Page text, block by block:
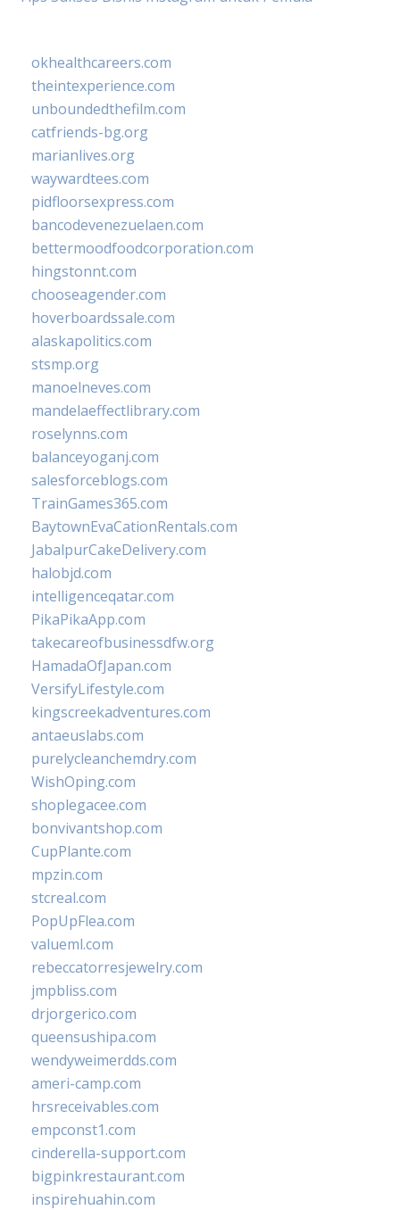
okhealthcareers.com
theintexperience.com
unboundedthefilm.com
catfriends-bg.org
marianlives.org
waywardtees.com
pidfloorsexpress.com
bancodevenezuelaen.com
bettermoodfoodcorporation.com
hingstonnt.com
chooseagender.com
hoverboardssale.com
alaskapolitics.com
stsmp.org
manoelneves.com
mandelaeffectlibrary.com
roselynns.com
balanceyoganj.com
salesforceblogs.com
TrainGames365.com
BaytownEvaCationRentals.com
JabalpurCakeDelivery.com
halobjd.com
intelligenceqatar.com
PikaPikaApp.com
takecareofbusinessdfw.org
HamadaOfJapan.com
VersifyLifestyle.com
kingscreekadventures.com
antaeuslabs.com
purelycleanchemdry.com
WishOping.com
shoplegacee.com
bonvivantshop.com
CupPlante.com
mpzin.com
stcreal.com
PopUpFlea.com
valueml.com
rebeccatorresjewelry.com
jmpbliss.com
drjorgerico.com
queensushipa.com
wendyweimerdds.com
ameri-camp.com
hrsreceivables.com
empconst1.com
cinderella-support.com
bigpinkrestaurant.com
inspirehuahin.com